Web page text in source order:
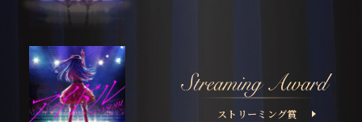
ストリーミング賞